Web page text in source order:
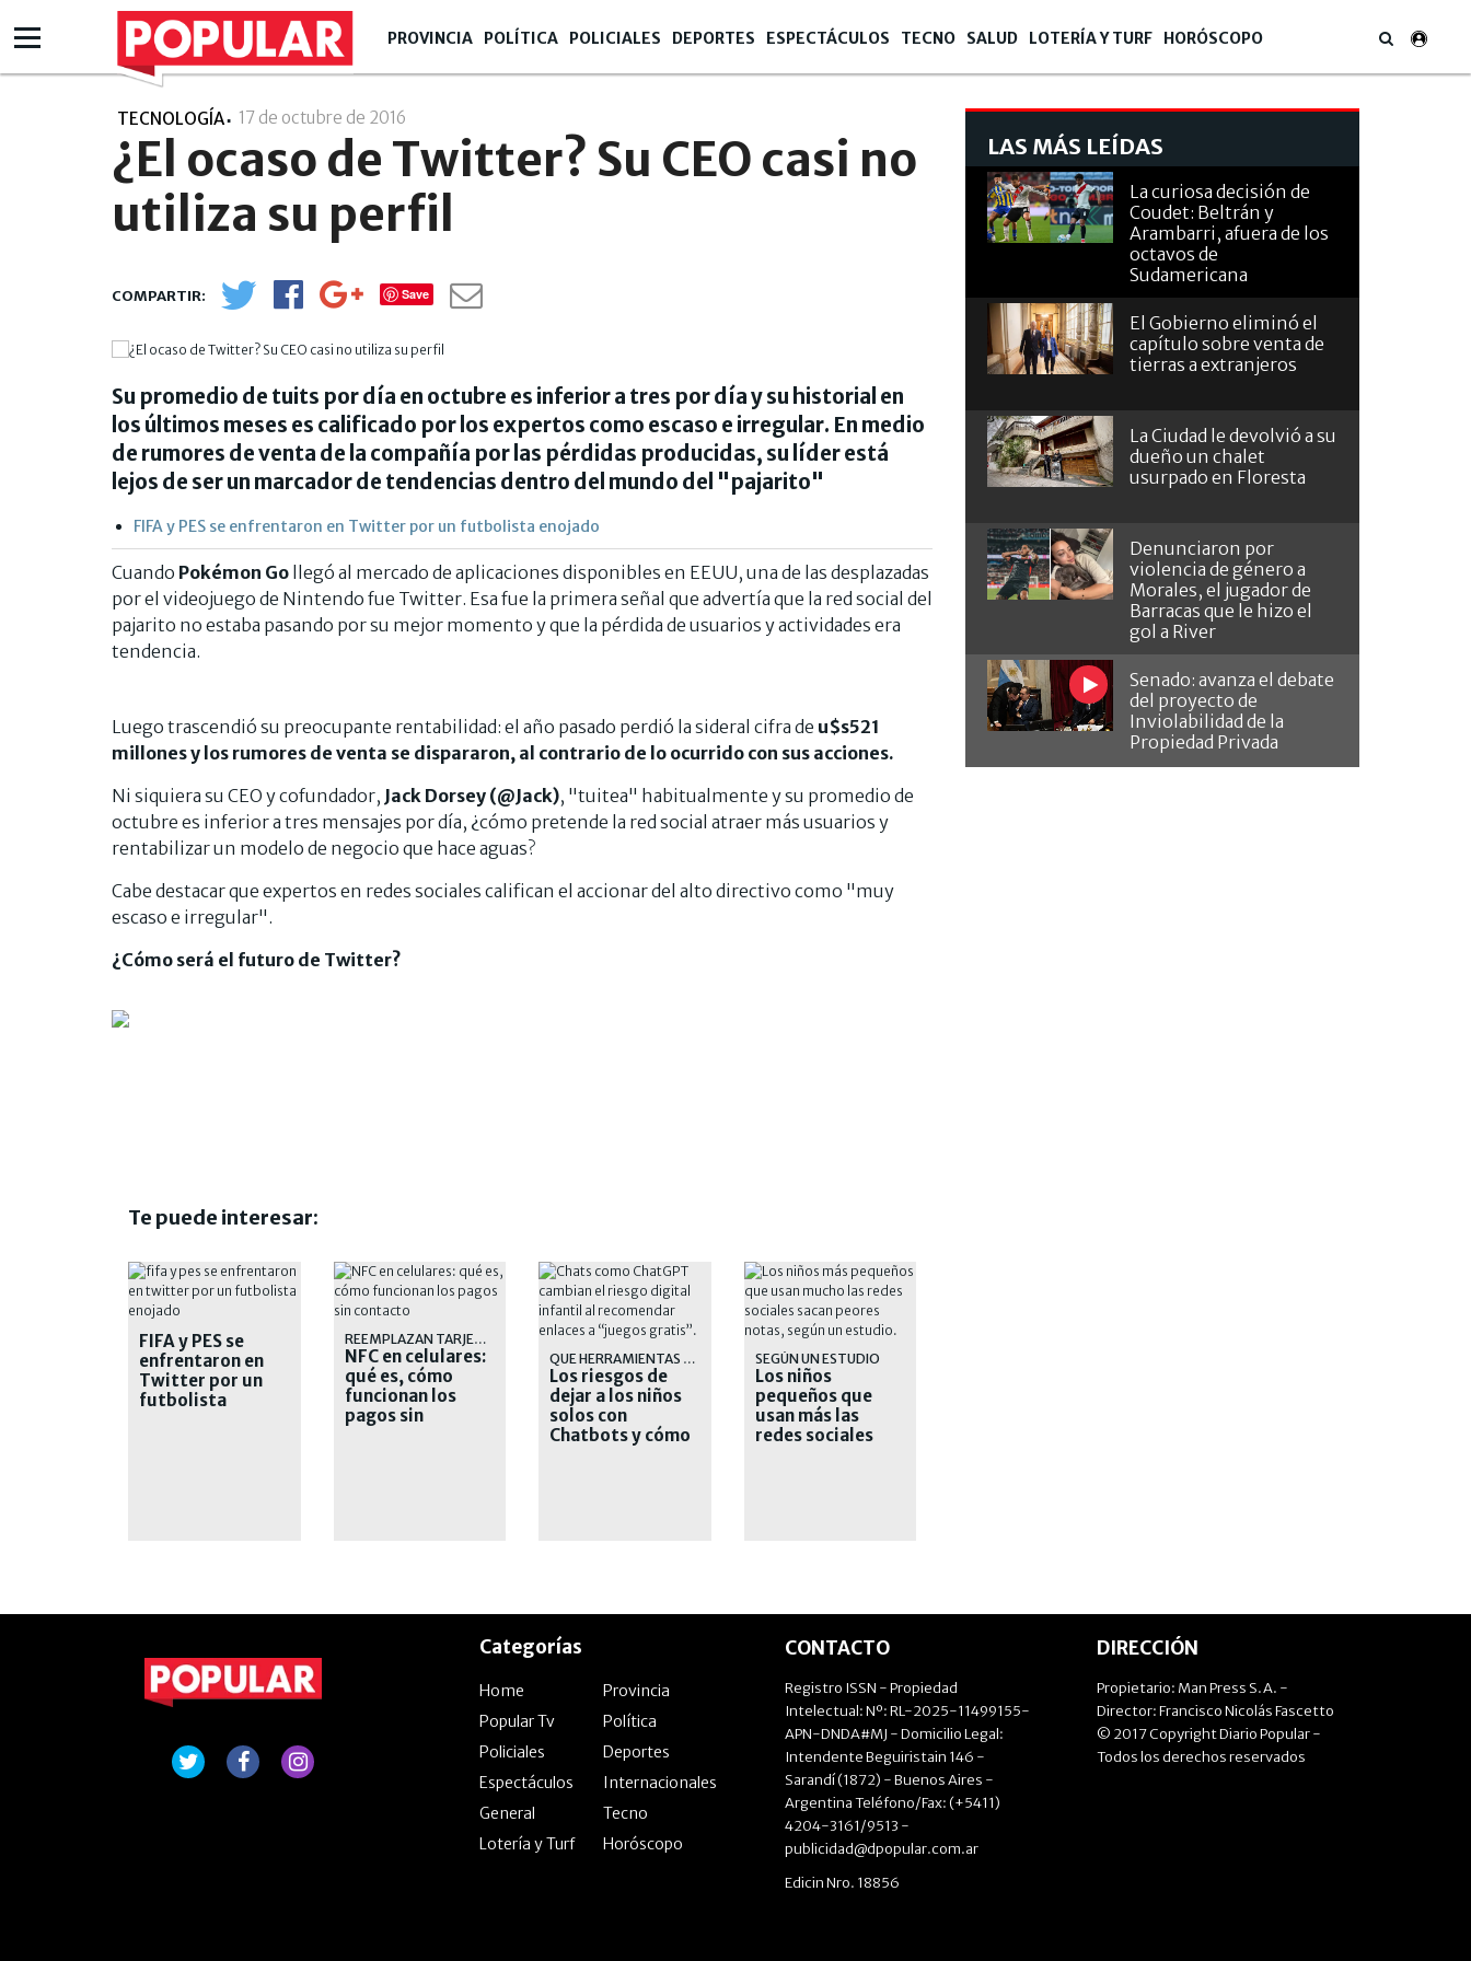
PROVINCIA POLÍTICA POLICIALES DEPORTES ESPECTÁCULOS TECNO SALUD LOTERÍA Y TURF HORÓSCOPO
TECNOLOGÍA 17 de octubre de 2016
¿El ocaso de Twitter? Su CEO casi no
utiliza su perfil
Save
Su promedio de tuits por día en octubre es inferior a tres por día y su historial en
los últimos meses es calificado por los expertos como escaso e irregular. En medio
de rumores de venta de la compañía por las pérdidas producidas, su líder está
lejos de ser un marcador de tendencias dentro del mundo del "pajarito"
FIFA y PES se enfrentaron en Twitter por un futbolista enojado
Cuando Pokémon Go llegó al mercado de aplicaciones disponibles en EEUU, una de las desplazadas
por el videojuego de Nintendo fue Twitter. Esa fue la primera señal que advertía que la red social del
pajarito no estaba pasando por su mejor momento y que la pérdida de usuarios y actividades era
tendencia.
Luego trascendió su preocupante rentabilidad: el año pasado perdió la sideral cifra de u$s521
millones y los rumores de venta se dispararon, al contrario de lo ocurrido con sus acciones.
Ni siquiera su CEO y cofundador, Jack Dorsey (@Jack), "tuitea" habitualmente y su promedio de
octubre es inferior a tres mensajes por día, ¿cómo pretende la red social atraer más usuarios y
rentabilizar un modelo de negocio que hace aguas?
Cabe destacar que expertos en redes sociales califican el accionar del alto directivo como "muy
escaso e irregular".
¿Cómo será el futuro de Twitter?
Te puede interesar:
FIFA y PES se
enfrentaron en
Twitter por un
futbolista
REEMPLAZAN TARJETAS FÍSICAS
NFC en celulares:
qué es, cómo
funcionan los
pagos sin
QUE HERRAMIENTAS TENEMOS
Los riesgos de
dejar a los niños
solos con
Chatbots y cómo
SEGÚN UN ESTUDIO
Los niños
pequeños que
usan más las
redes sociales
LAS MÁS LEÍDAS
La curiosa decisión de
Coudet: Beltrán y
Arambarri, afuera de los
octavos de
Sudamericana
El Gobierno eliminó el
capítulo sobre venta de
tierras a extranjeros
La Ciudad le devolvió a su
dueño un chalet
usurpado en Floresta
Denunciaron por
violencia de género a
Morales, el jugador de
Barracas que le hizo el
gol a River
Senado: avanza el debate
del proyecto de
Inviolabilidad de la
Propiedad Privada
Categorías
Home
Provincia
Popular Tv
Política
Policiales
Deportes
Espectáculos
Internacionales
General
Tecno
Lotería y Turf
Horóscopo
CONTACTO
Registro ISSN - Propiedad
Intelectual: Nº: RL-2025-11499155-
APN-DNDA#MJ - Domicilio Legal:
Intendente Beguiristain 146 -
Sarandí (1872) - Buenos Aires -
Argentina Teléfono/Fax: (+5411)
4204-3161/9513 -
publicidad@dpopular.com.ar
Edicin Nro. 18856
DIRECCIÓN
Propietario: Man Press S.A. -
Director: Francisco Nicolás Fascetto
© 2017 Copyright Diario Popular -
Todos los derechos reservados